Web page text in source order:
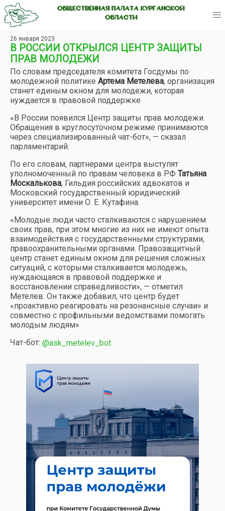
ОБЩЕСТВЕННАЯ ПАЛАТА КУРГАНСКОЙ
ОБЛАСТИ
26 января 2023
В РОССИИ ОТКРЫЛСЯ ЦЕНТР ЗАЩИТЫ
ПРАВ МОЛОДЕЖИ
По словам председателя комитета Госдумы по
молодежной политике Артема Метелева, организация
станет единым окном для молодежи, которая
нуждается в правовой поддержке
«В России появился Центр защиты прав молодежи.
Обращения в круглосуточном режиме принимаются
через специализированный чат-бот», — сказал
парламентарий.
По его словам, партнерами центра выступят
уполномоченный по правам человека в РФ Татьяна
Москалькова, Гильдия российских адвокатов и
Московский государственный юридический
университет имени О. Е. Кутафина.
«Молодые люди часто сталкиваются с нарушением
своих прав, при этом многие из них не имеют опыта
взаимодействия с государственными структурами,
правоохранительными органами. Правозащитный
центр станет единым окном для решения сложных
ситуаций, с которыми сталкивается молодежь,
нуждающаяся в правовой поддержке и
восстановлении справедливости», — отметил
Метелев. Он также добавил, что центр будет
«проактивно реагировать на резонансные случаи» и
совместно с профильными ведомствами помогать
молодым людям»
Чат-бот: @ask_metelev_bot